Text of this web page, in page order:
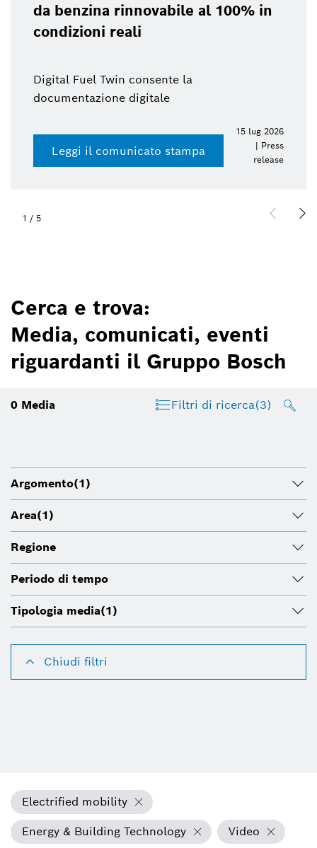
da benzina rinnovabile al 100% in
condizioni reali
Digital Fuel Twin consente la
documentazione digitale
Leggi il comunicato stampa
15 lug 2026
| Press
release
1 / 5
Cerca e trova:
Media, comunicati, eventi
riguardanti il Gruppo Bosch
0 Media Filtri di ricerca(3)
Argomento(1)
Area(1)
Regione
Periodo di tempo
Tipologia media(1)
Chiudi filtri
Electrified mobility
Energy & Building Technology
Video